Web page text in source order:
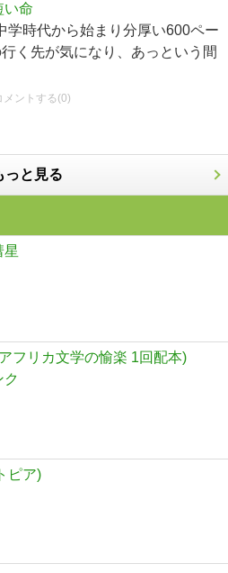
い命
学時代から始まり分厚い600ペー
く先が気になり、あっという間
メントする(0)
っと見る
星
フリカ文学の愉楽 1回配本)
ク
ピア)